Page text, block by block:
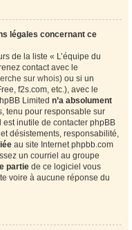
légales concernant ce
de la liste « L’équipe du
contact avec le
sur whois) ou si un
f2s.com, etc.), avec le
Limited n’a absolument
tenu pour responsable sur
est inutile de contacter phpBB
désistements, responsabilité,
au site Internet phpbb.com
un courriel au groupe
partie de ce logiciel vous
voire à aucune réponse du